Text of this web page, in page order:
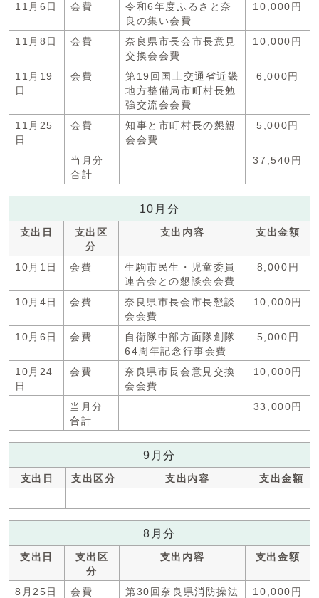
11月6日
会費
令和6年度ふるさと奈
良の集い会費
10,000円
11月8日 会費
奈良県市長会市長意見
交換会会費
10,000円
11月19
日
会費
第19回国土交通省近畿
地方整備局市町村長勉
強交流会会費
6,000円
11月25
日
会費
知事と市町村長の懇親
会会費
5,000円
当月分
合計
37,540円
10月分
支出日
支出区
分
支出内容 支出金額
10月1日 会費
生駒市民生・児童委員
連合会との懇談会会費
8,000円
10月4日 会費
奈良県市長会市長懇談
会会費
10,000円
10月6日 会費
自衛隊中部方面隊創隊
64周年記念行事会費
5,000円
10月24
日
会費
奈良県市長会意見交換
会会費
10,000円
当月分
合計
33,000円
9月分
支出日 支出区分 支出内容
支出金額
―
― ― ―
8月分
支出日
支出区
分
支出内容 支出金額
8月25日 会費
第30回奈良県消防操法
10,000円